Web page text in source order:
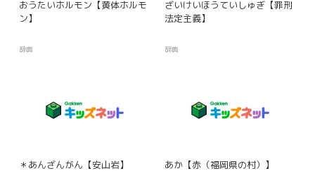
おうたいホルモン【黄体ホルモ
ン】
辞典
ざいけいほうていしゅぎ【罪刑
法定主義】
辞典
＊あんざんがん【安山岩】 あか【赤（福岡県の村）】